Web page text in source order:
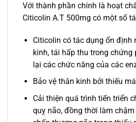
Với thành phần chính là hoạt
Citicolin A.T 500mg có một số
Citicolin có tác dụng ổn định
kinh, tái hấp thu trong chứng
lại các chức năng của các
Bảo vệ thân kinh bởi thiếu
Cải thiện quá trình tiến triển
quỵ não, đồng thời làm